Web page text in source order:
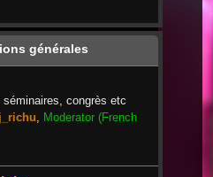
générales
séminaires, congrès etc
Moderator (French